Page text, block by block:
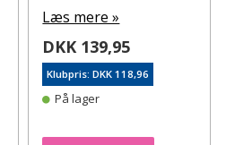
Læs mere »
DKK 139,95
Klubpris: DKK 118,96
På lager